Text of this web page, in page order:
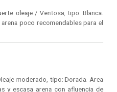
oleaje / Ventosa, tipo: Blanca.
poco recomendables para el
moderado, tipo: Dorada. Area
y escasa arena con afluencia de